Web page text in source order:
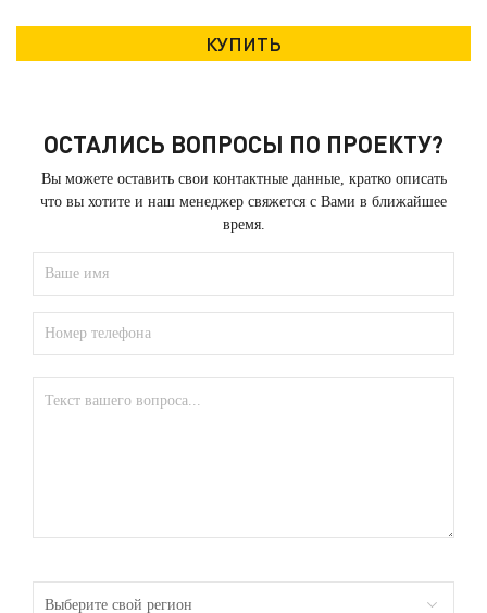
ОСТАЛИСЬ ВОПРОСЫ ПО ПРОЕКТУ?
Вы можете оставить свои контактные данные, кратко описать
что вы хотите и наш менеджер свяжется с Вами в ближайшее
время.